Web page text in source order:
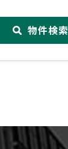
物件検索